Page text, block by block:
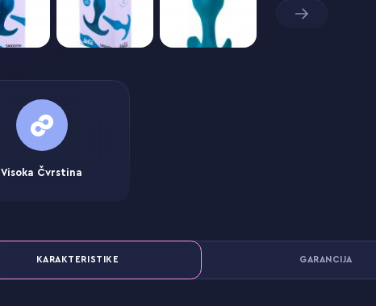
Visoka Čvrstina
KARAKTERISTIKE GARANCIJA